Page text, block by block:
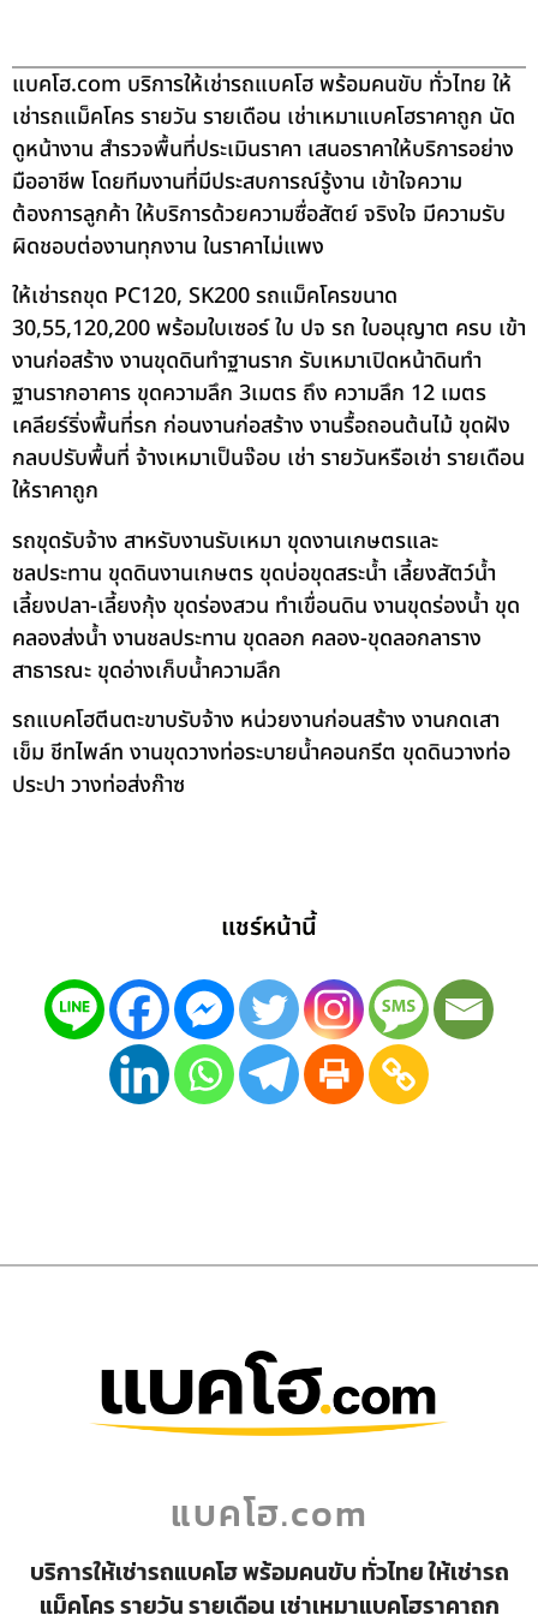
แบคโฮ.com บริการให้เช่ารถแบคโฮ พร้อมคนขับ ทั่วไทย ให้
เช่ารถแม็คโคร รายวัน รายเดือน เช่าเหมาแบคโฮราคาถูก นัด
ดูหน้างาน สำรวจพื้นที่ประเมินราคา เสนอราคาให้บริการอย่าง
มืออาชีพ โดยทีมงานที่มีประสบการณ์รู้งาน เข้าใจความ
ต้องการลูกค้า ให้บริการด้วยความซื่อสัตย์ จริงใจ มีความรับ
ผิดชอบต่องานทุกงาน ในราคาไม่แพง
ให้เช่ารถขุด PC120, SK200 รถแม็คโครขนาด
30,55,120,200 พร้อมใบเซอร์ ใบ ปจ รถ ใบอนุญาต ครบ เข้า
งานก่อสร้าง งานขุดดินทำฐานราก รับเหมาเปิดหน้าดินทำ
ฐานรากอาคาร ขุดความลึก 3เมตร ถึง ความลึก 12 เมตร
เคลียร์ริ่งพื้นที่รก ก่อนงานก่อสร้าง งานรื้อถอนต้นไม้ ขุดฝัง
กลบปรับพื้นที่ จ้างเหมาเป็นจ๊อบ เช่า รายวันหรือเช่า รายเดือน
ให้ราคาถูก
รถขุดรับจ้าง สาหรับงานรับเหมา ขุดงานเกษตรและ
ชลประทาน ขุดดินงานเกษตร ขุดบ่อขุดสระน้ำ เลี้ยงสัตว์น้ำ
เลี้ยงปลา-เลี้ยงกุ้ง ขุดร่องสวน ทำเขื่อนดิน งานขุดร่องน้ำ ขุด
คลองส่งน้ำ งานชลประทาน ขุดลอก คลอง-ขุดลอกลาราง
สาธารณะ ขุดอ่างเก็บน้ำความลึก
รถแบคโฮตีนตะขาบรับจ้าง หน่วยงานก่อนสร้าง งานกดเสา
เข็ม ชีทไพล์ท งานขุดวางท่อระบายน้ำคอนกรีต ขุดดินวางท่อ
ประปา วางท่อส่งก๊าซ
แชร์หน้านี้
แบคโฮ.com
บริการให้เช่ารถแบคโฮ พร้อมคนขับ ทั่วไทย ให้เช่ารถ
แม็คโคร รายวัน รายเดือน เช่าเหมาแบคโฮราคาถูก